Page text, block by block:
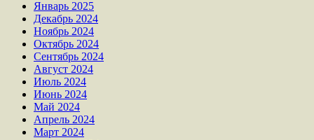
Январь 2025
Декабрь 2024
Ноябрь 2024
Октябрь 2024
Сентябрь 2024
Август 2024
Июль 2024
Июнь 2024
Май 2024
Апрель 2024
Март 2024